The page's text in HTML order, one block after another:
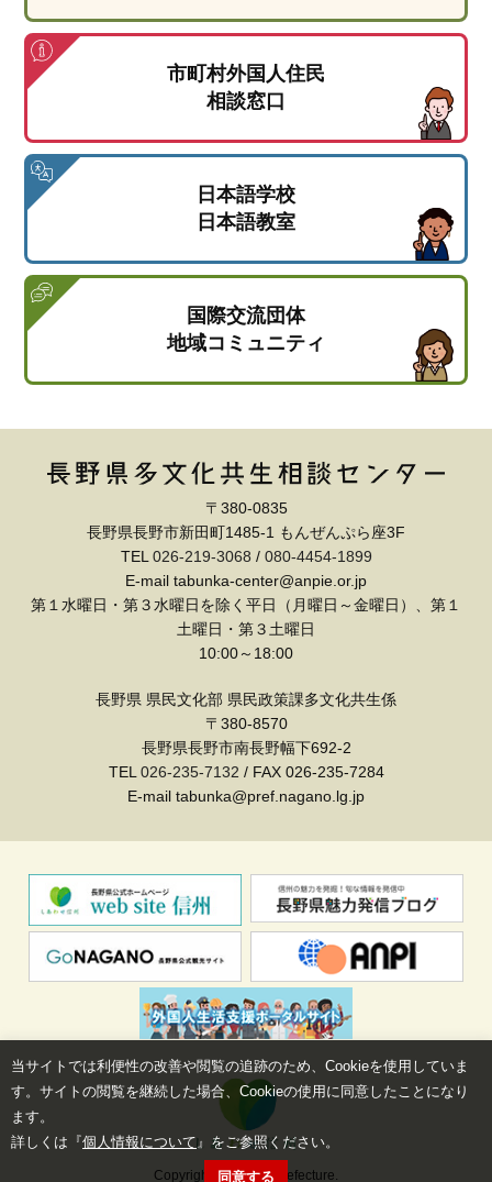
市町村外国人住民
相談窓口
日本語学校
日本語教室
国際交流団体
地域コミュニティ
〒380-0835
長野県長野市新田町1485-1 もんぜんぷら座3F
TEL026-219-3068 / 080-4454-1899
E-mail tabunka-center@anpie.or.jp
第１水曜日・第３水曜日を除く平日（月曜日～金曜日）、第１
土曜日・第３土曜日
10:00～18:00
長野県 県民文化部 県民政策課多文化共生係
〒380-8570
長野県長野市南長野幅下692-2
TEL026-235-7132 / FAX 026-235-7284
E-mail tabunka@pref.nagano.lg.jp
Copyright©Nagano Prefecture.
当サイトでは利便性の改善や閲覧の追跡のため、Cookieを使用していま
す。サイトの閲覧を継続した場合、Cookieの使用に同意したことになり
ます。
詳しくは『個人情報について』をご参照ください。
同意する